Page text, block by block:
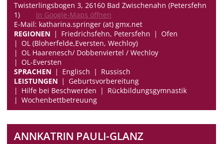
Twisterlingsbogen 3, 26160 Bad Zwischenahn (Petersfehn
1)
In Google-Maps öffnen
E-Mail: katharina.springer (at) gmx.net
REGIONEN
Friedrichsfehn, Petersfehn
Ofen
OL (Bloherfelde,Eversten, Wechloy)
OL Haarenesch/ Dobbenviertel / Wechloy
OL-Eversten
SPRACHEN
Englisch
Russisch
LEISTUNGEN
Geburtsvorbereitung
Hilfe bei Beschwerden
Rückbildungsgymnastik
Wochenbettbetreuung
ANNKATRIN PAULI-GLANZ